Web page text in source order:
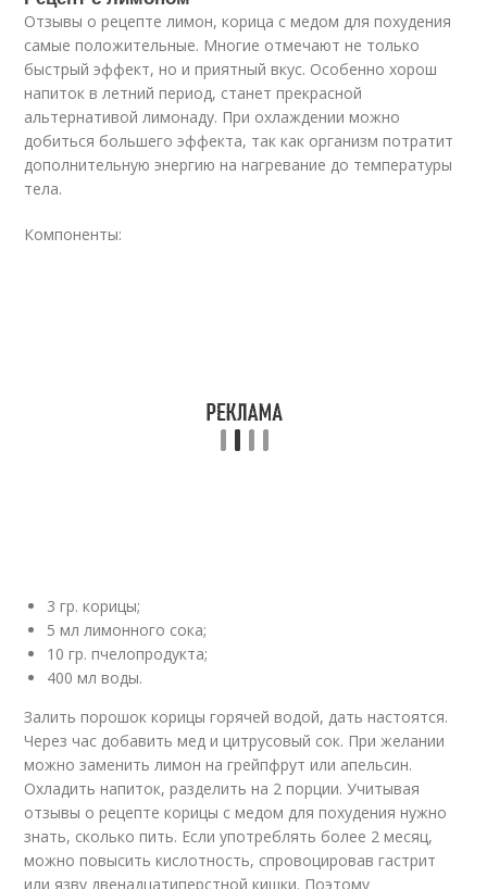
Отзывы о рецепте лимон, корица с медом для похудения
самые положительные. Многие отмечают не только
быстрый эффект, но и приятный вкус. Особенно хорош
напиток в летний период, станет прекрасной
альтернативой лимонаду. При охлаждении можно
добиться большего эффекта, так как организм потратит
дополнительную энергию на нагревание до температуры
тела.
Компоненты:
3 гр. корицы;
5 мл лимонного сока;
10 гр. пчелопродукта;
400 мл воды.
Залить порошок корицы горячей водой, дать настоятся.
Через час добавить мед и цитрусовый сок. При желании
можно заменить лимон на грейпфрут или апельсин.
Охладить напиток, разделить на 2 порции. Учитывая
отзывы о рецепте корицы с медом для похудения нужно
знать, сколько пить. Если употреблять более 2 месяц,
можно повысить кислотность, спровоцировав гастрит
или язву двенадцатиперстной кишки. Поэтому